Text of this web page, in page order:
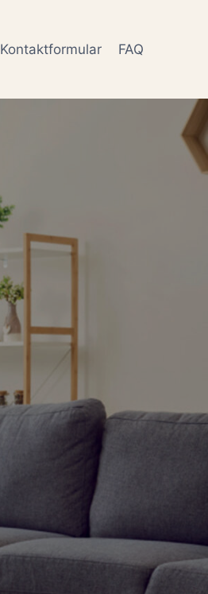
Kontaktformular FAQ